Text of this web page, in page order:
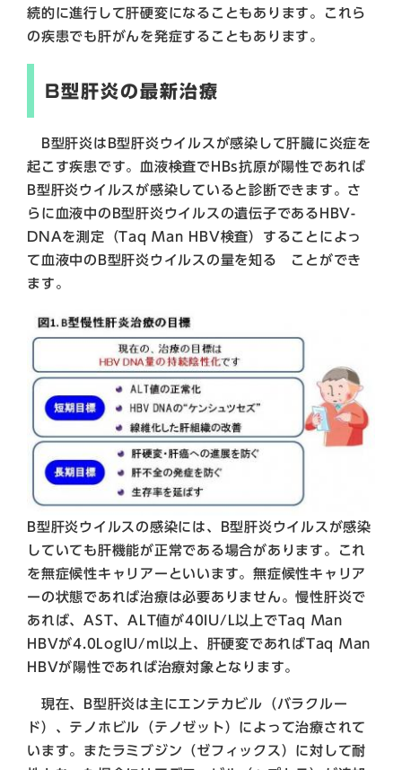
続的に進行して肝硬変になることもあります。これら
の疾患でも肝がんを発症することもあります。
B型肝炎の最新治療
B型肝炎はB型肝炎ウイルスが感染して肝臓に炎症を
起こす疾患です。血液検査でHBs抗原が陽性であれば
B型肝炎ウイルスが感染していると診断できます。さ
らに血液中のB型肝炎ウイルスの遺伝子であるHBV-
DNAを測定（Taq Man HBV検査）することによっ
て血液中のB型肝炎ウイルスの量を知る ことができ
ます。
B型肝炎ウイルスの感染には、B型肝炎ウイルスが感染
していても肝機能が正常である場合があります。これ
を無症候性キャリアーといいます。無症候性キャリア
ーの状態であれば治療は必要ありません。慢性肝炎で
あれば、AST、ALT値が40IU/L以上でTaq Man
HBVが4.0LogIU/ml以上、肝硬変であればTaq Man
HBVが陽性であれば治療対象となります。
現在、B型肝炎は主にエンテカビル（バラクルー
ド）、テノホビル（テノゼット）によって治療されて
います。またラミブジン（ゼフィックス）に対して耐